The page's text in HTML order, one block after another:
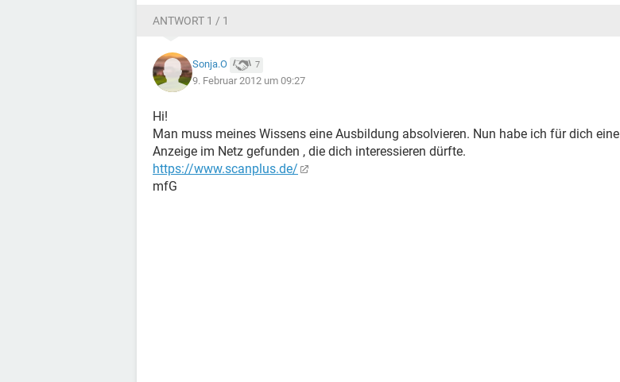
ANTWORT 1 / 1
Sonja.O 7
9. Februar 2012 um 09:27
Hi!
Man muss meines Wissens eine Ausbildung absolvieren. Nun habe ich für dich eine
Anzeige im Netz gefunden , die dich interessieren dürfte.
https://www.scanplus.de/
mfG